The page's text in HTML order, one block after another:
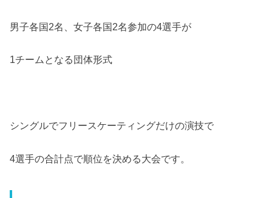
男子各国2名、女子各国2名参加の4選手が
1チームとなる団体形式
シングルでフリースケーティングだけの演技で
4選手の合計点で順位を決める大会です。